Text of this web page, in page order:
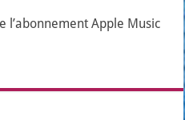
l’abonnement Apple Music